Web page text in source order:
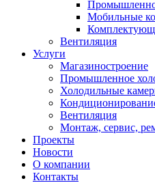
Мобильные
Вентиляция
Услуги
Магазиностроение
Промышленное
Холодильные
Вентиляция
Монтаж, сервис,
Проекты
Новости
О компании
Контакты